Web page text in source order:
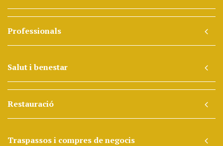
Professionals
Salut i benestar
Restauració
Traspassos i compres de negocis